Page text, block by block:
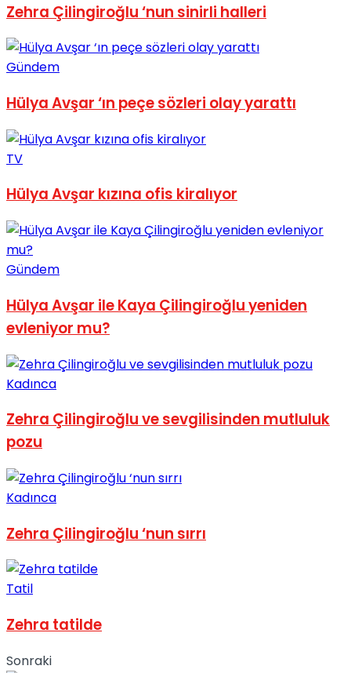
Zehra Çilingiroğlu ‘nun sinirli halleri
Gündem
Hülya Avşar ‘ın peçe sözleri olay yarattı
TV
Hülya Avşar kızına ofis kiralıyor
Gündem
Hülya Avşar ile Kaya Çilingiroğlu yeniden
evleniyor mu?
Kadınca
Zehra Çilingiroğlu ve sevgilisinden mutluluk
pozu
Kadınca
Zehra Çilingiroğlu ‘nun sırrı
Tatil
Zehra tatilde
Sonraki